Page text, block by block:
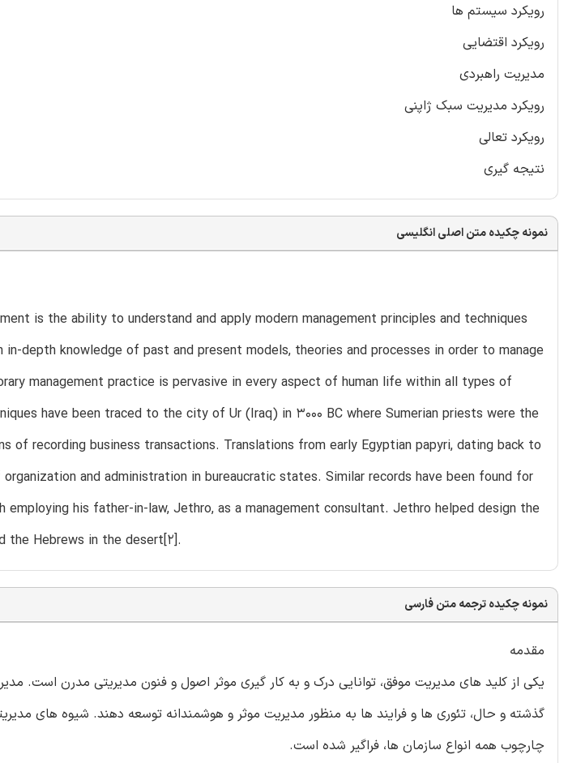
رویکرد سیستم ها
رویکرد اقتضایی
مدیریت راهبردی
رویکرد مدیریت سبک ژاپنی
رویکرد تعالی
نتیجه گیری
نمونه چکیده متن اصلی انگلیسی
is the ability to understand and apply modern management principles and techniques
depth knowledge of past and present models, theories and processes in order to manage
management practice is pervasive in every aspect of human life within all types of
have been traced to the city of Ur (Iraq) in 3000 BC where Sumerian priests were the
of recording business transactions. Translations from early Egyptian papyri, dating back to
and administration in bureaucratic states. Similar records have been found for
employing his father-in-law, Jethro, as a management consultant. Jethro helped design the
the Hebrews in the desert[2].
نمونه چکیده ترجمه متن فارسی
مقدمه
یکی از کلید های مدیریت موفق، توانایی درک و به کار گیری موثر اصول و فنون مدیریتی مدرن است.
گذشته و حال، تئوری ها و فرایند ها به منظور مدیریت موثر و هوشمندانه توسعه دهند. شیوه های
چارچوب همه انواع سازمان ها، فراگیر شده است.